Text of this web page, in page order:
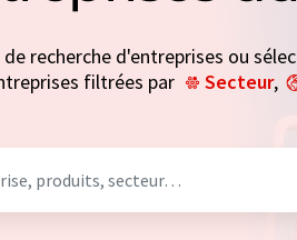
recherche d'entreprises ou
filtrées par
Secteur,